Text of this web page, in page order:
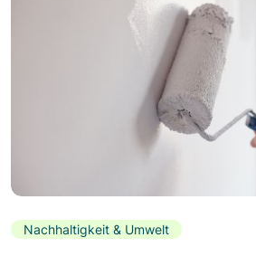
Nachhaltigkeit & Umwelt